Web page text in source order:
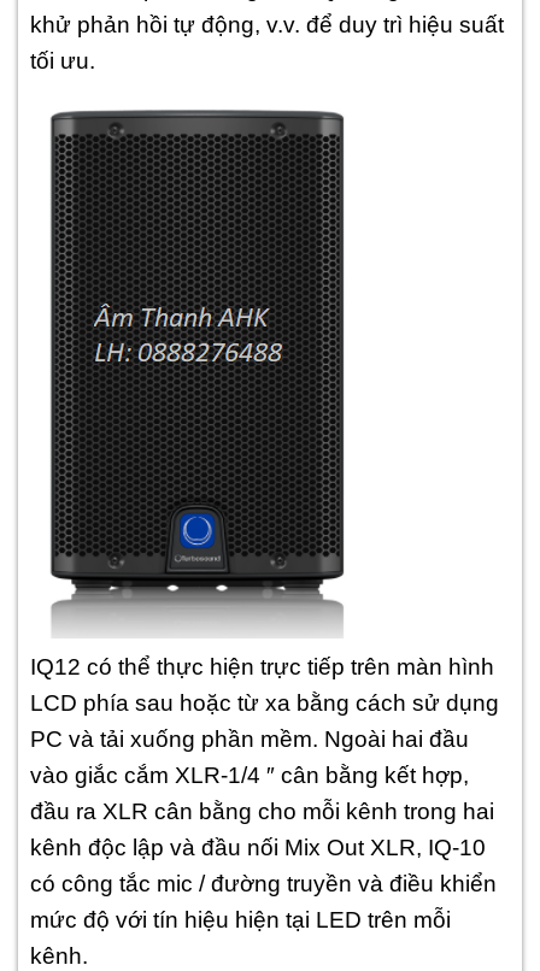
khử phản hồi tự động, v.v. để duy trì hiệu suất
tối ưu.
IQ12 có thể thực hiện trực tiếp trên màn hình
LCD phía sau hoặc từ xa bằng cách sử dụng
PC và tải xuống phần mềm. Ngoài hai đầu
vào giắc cắm XLR-1/4 ″ cân bằng kết hợp,
đầu ra XLR cân bằng cho mỗi kênh trong hai
kênh độc lập và đầu nối Mix Out XLR, IQ-10
có công tắc mic / đường truyền và điều khiển
mức độ với tín hiệu hiện tại LED trên mỗi
kênh.